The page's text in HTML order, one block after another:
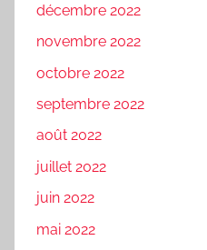
décembre 2022
novembre 2022
octobre 2022
septembre 2022
août 2022
juillet 2022
juin 2022
mai 2022